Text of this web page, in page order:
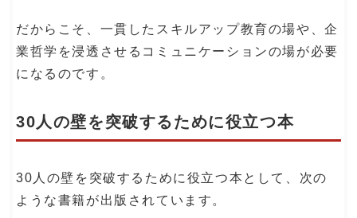
だからこそ、一貫したスキルアップ教育の場や、企
業哲学を浸透させるコミュニケーションの場が必要
になるのです。
30人の壁を突破するために役立つ本
30人の壁を突破するために役立つ本として、次の
ような書籍が出版されています。